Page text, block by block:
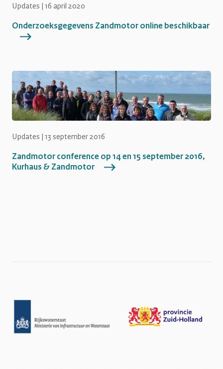
Updates | 16 april 2020
Onderzoeksgegevens Zandmotor online beschikbaar
Updates | 13 september 2016
Zandmotor conference op 14 en 15 september 2016,
Kurhaus & Zandmotor